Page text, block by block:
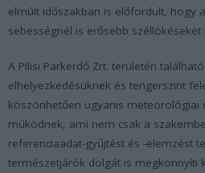
elmúlt időszakban is előfordult, hogy
sebességnél is erősebb széllökéseket
A Pilisi Parkerdő Zrt. területén
elhelyezkedésüknek és tengerszint
köszönhetően ugyanis meteorológiai
működnek, ami nem csak a
referenciaadat-gyűjtést és -elemzést
természetjárók dolgát is megkönnyíti